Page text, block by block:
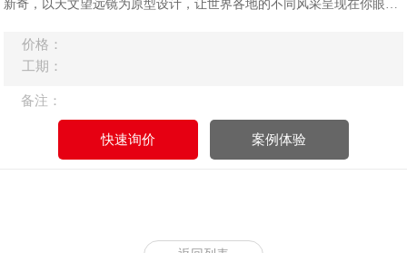
新奇，以天文望远镜为原型设计，让世界各地的不同风采呈现在你眼
产品参数
产品尺寸：450*450*1300-1700mm
额定电压：220V
额定功率：100W
满载人数：1人
影片时长：3-5分钟
价格：
工期：
备注：
快速询价 案例体验